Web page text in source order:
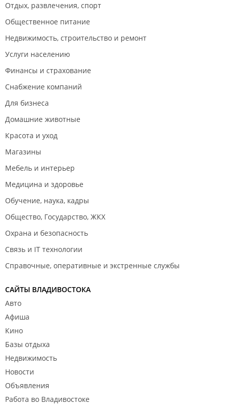
Отдых, развлечения, спорт
Общественное питание
Недвижимость, строительство и ремонт
Услуги населению
Финансы и страхование
Снабжение компаний
Для бизнеса
Домашние животные
Красота и уход
Магазины
Мебель и интерьер
Медицина и здоровье
Обучение, наука, кадры
Общество, Государство, ЖКХ
Охрана и безопасность
Связь и IT технологии
Справочные, оперативные и экстренные службы
САЙТЫ ВЛАДИВОСТОКА
Авто
Афиша
Кино
Базы отдыха
Недвижимость
Новости
Объявления
Работа во Владивостоке